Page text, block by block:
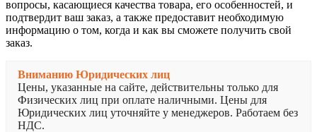
вопросы, касающиеся качества товара, его особенностей, и
подтвердит ваш заказ, а также предоставит необходимую
информацию о том, когда и как вы сможете получить свой
заказ.
Вниманию Юридических лиц
Цены, указанные на сайте, действительны только для
Физических лиц при оплате наличными. Цены для
Юридических лиц уточняйте у менеджеров. Работаем без
НДС.